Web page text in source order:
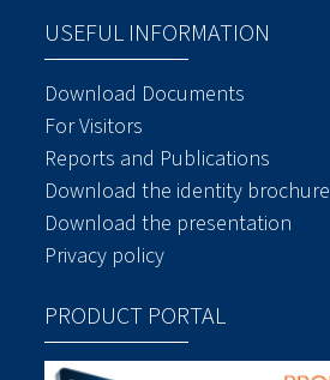
USEFUL INFORMATION
Download Documents
For Visitors
Reports and Publications
Download the identity brochure
Download the presentation
Privacy policy
PRODUCT PORTAL